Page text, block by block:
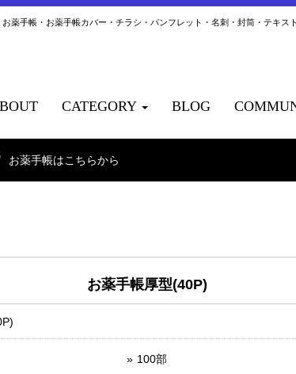
薬手帳・お薬手帳カバー・チラシ・パンフレット・名刺・封筒・テキス
CATEGORY BLOG
お薬手帳はこちらから
お薬手帳厚型(40P)
100部